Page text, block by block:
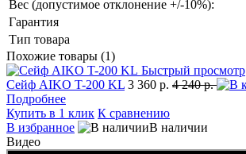
Вес (допустимое отклонение +/-10%):
Гарантия
Тип товара
Похожие товары (1)
Быстрый просмотр
Сейф AIKO T-200 KL 3 360 р. 4 240 р.
Подробнее
Купить в 1 клик К сравнению
В избранное
В наличии
Видео